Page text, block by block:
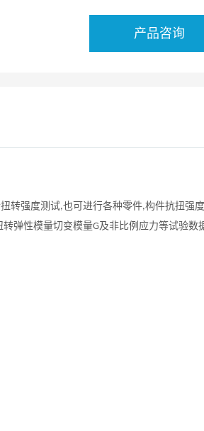
产品咨询
转强度测试,也可进行各种零件,构件抗扭强
弹性模量切变模量G及非比例应力等试验数